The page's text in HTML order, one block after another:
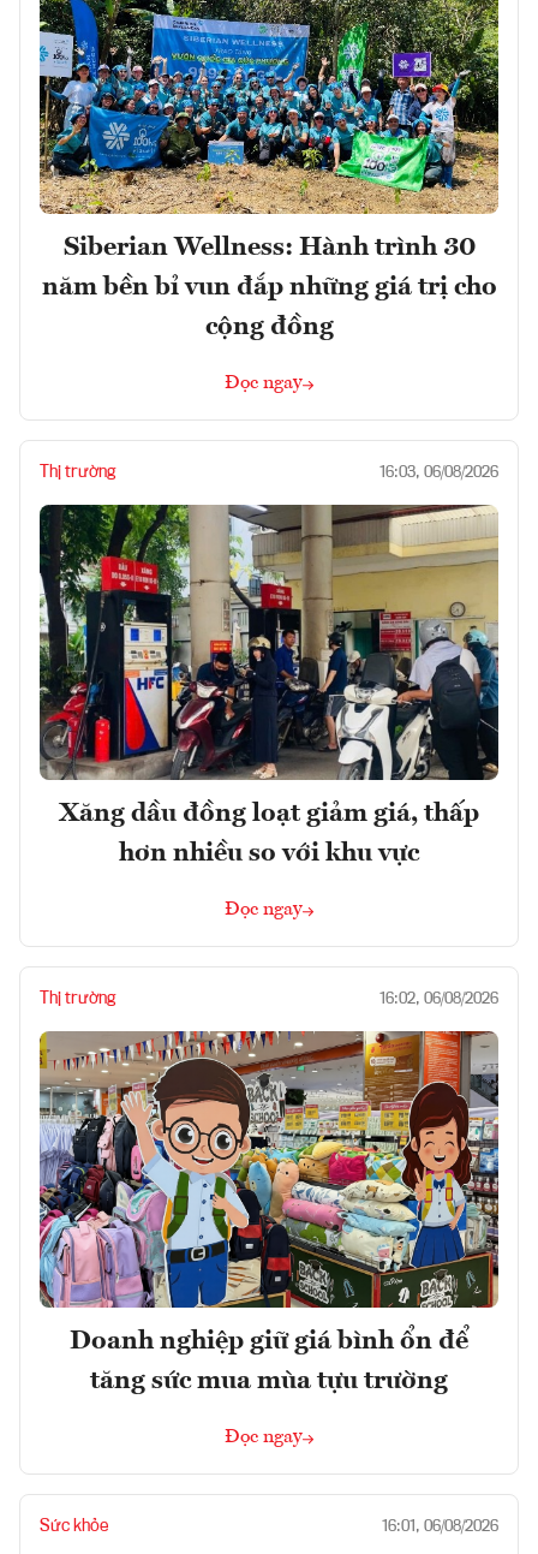
Siberian Wellness: Hành trình 30
năm bền bỉ vun đắp những giá trị cho
cộng đồng
Đọc ngay
Thị trường 16:03, 06/08/2026
Xăng dầu đồng loạt giảm giá, thấp
hơn nhiều so với khu vực
Đọc ngay
Thị trường 16:02, 06/08/2026
Doanh nghiệp giữ giá bình ổn để
tăng sức mua mùa tựu trường
Đọc ngay
Sức khỏe 16:01, 06/08/2026